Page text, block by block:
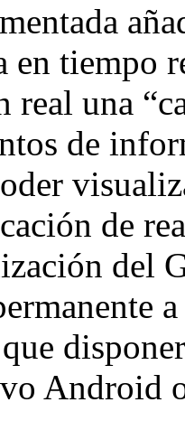
en tiempo
real una
de
de
del
Android